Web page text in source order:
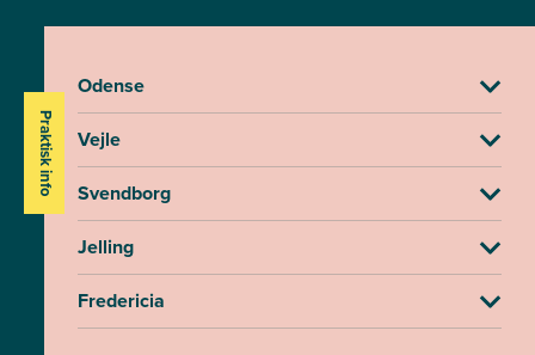
Praktisk info
Odense
Vejle
Svendborg
Jelling
Fredericia